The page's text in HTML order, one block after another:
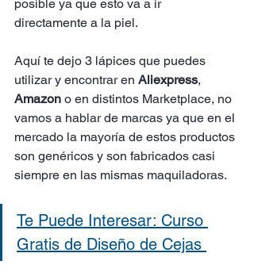
posible ya que esto va a ir
directamente a la piel.
Aquí te dejo 3 lápices que puedes
utilizar y encontrar en Aliexpress,
Amazon o en distintos Marketplace, no
vamos a hablar de marcas ya que en el
mercado la mayoría de estos productos
son genéricos y son fabricados casi
siempre en las mismas maquiladoras.
Te Puede Interesar: Curso
Gratis de Diseño de Cejas